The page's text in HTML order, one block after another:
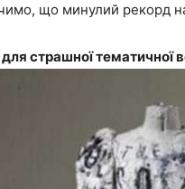
що минулий рекорд
страшної тематичної